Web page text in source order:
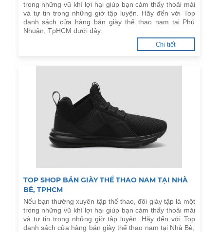
trong những vũ khí lợi hại giúp bạn cảm thấy thoải mái
và tự tin trong những giờ tập luyện. Hãy đến với Top
danh sách cửa hàng bán giày thể thao nam tại Phú
Nhuận, TpHCM dưới đây.
Chi tiết
TOP SHOP BÁN GIÀY THỂ THAO NAM TẠI NHÀ
BÈ, TPHCM
Nếu bạn thường xuyên tập thể thao, đôi giày tập là một
trong những vũ khí lợi hại giúp bạn cảm thấy thoải mái
và tự tin trong những giờ tập luyện. Hãy đến với Top
danh sách cửa hàng bán giày thể thao nam tại Nhà Bè,